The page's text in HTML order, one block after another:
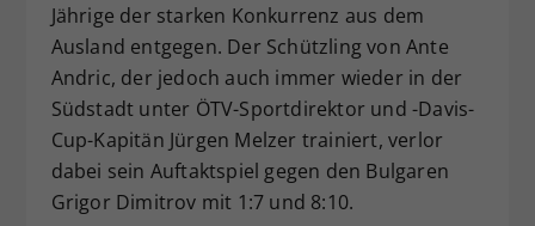
Jährige der starken Konkurrenz aus dem
Ausland entgegen. Der Schützling von Ante
Andric, der jedoch auch immer wieder in der
Südstadt unter ÖTV-Sportdirektor und -Davis-
Cup-Kapitän Jürgen Melzer trainiert, verlor
dabei sein Auftaktspiel gegen den Bulgaren
Grigor Dimitrov mit 1:7 und 8:10.